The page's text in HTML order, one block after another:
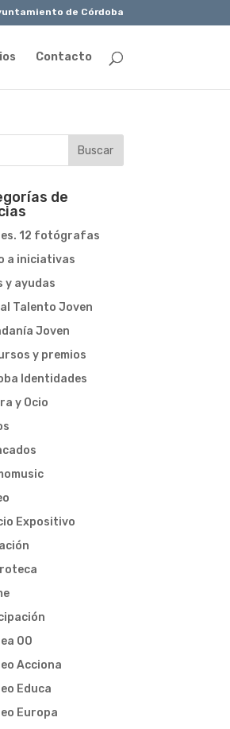
de Córdoba
Contacto
de
12 fotógrafas
a iniciativas
y ayudas
Talento Joven
Joven
y premios
Identidades
y Ocio
Expositivo
00
Acciona
Educa
Europa